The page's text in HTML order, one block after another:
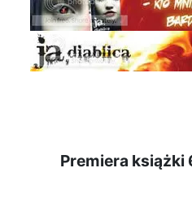
Premiera książki